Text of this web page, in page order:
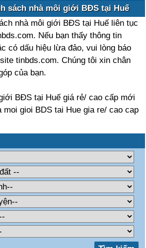
sách nhà môi giới BĐS tại Huế
nhà môi giới BĐS tại Huế liên tục
Nếu bạn thấy thông tin
có dấu hiệu lừa đảo, vui lòng báo
tinbds.com. Chúng tôi xin chân
của bạn.
BĐS tại Huế giá rẻ/ cao cấp mới
moi gioi BDS tai Hue gia re/ cao cap